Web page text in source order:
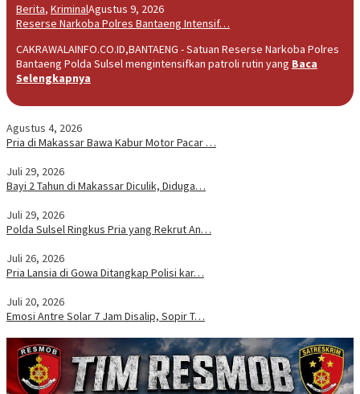
Berita, KriminalAgustus 9, 2026
Reserse Narkoba Polres Bantaeng Intensif…
CAKRAWALAINFO.CO.ID,BANTAENG - Satuan Reserse Narkoba Polres
Bantaeng Polda Sulsel mengintensifkan patroli rutin yang Baca
Selengkapnya
Agustus 4, 2026
Pria di Makassar Bawa Kabur Motor Pacar …
Juli 29, 2026
Bayi 2 Tahun di Makassar Diculik, Diduga…
Juli 29, 2026
Polda Sulsel Ringkus Pria yang Rekrut An…
Juli 26, 2026
Pria Lansia di Gowa Ditangkap Polisi kar…
Juli 20, 2026
Emosi Antre Solar 7 Jam Disalip, Sopir T…